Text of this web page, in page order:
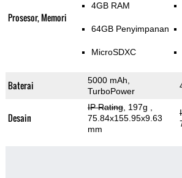
Prosesor, Memori
4GB RAM
64GB Penyimpanan
MicroSDXC
Baterai
5000 mAh,
TurboPower
Desain
IP Rating, 197g
75.84x155.95x9.63
mm